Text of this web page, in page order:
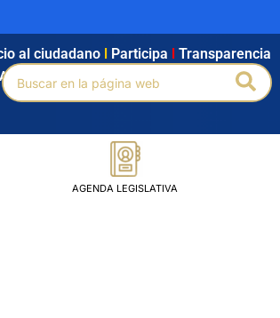
Agendamiento Intranet Búsqueda avanzada
al ciudadano Participa Transparencia
Buscar
por:
AGENDA LEGISLATIVA